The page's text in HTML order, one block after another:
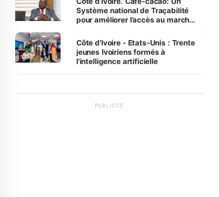
Système national de Traçabilité
pour améliorer l’accès au marché
Côte d'Ivoire - Etats-Unis : Trente
jeunes Ivoiriens formés à
l'intelligence artificielle
PUBLICITÉ